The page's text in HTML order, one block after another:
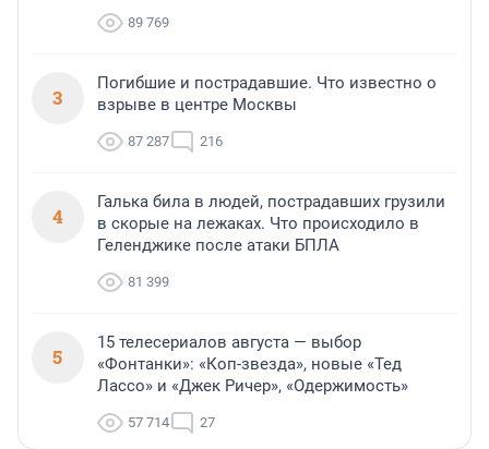
89 769
3
Погибшие и пострадавшие. Что известно о
взрыве в центре Москвы
87 287 216
4
Галька била в людей, пострадавших грузили
в скорые на лежаках. Что происходило в
Геленджике после атаки БПЛА
81 399
5
15 телесериалов августа — выбор
«Фонтанки»: «Коп-звезда», новые «Тед
Лассо» и «Джек Ричер», «Одержимость»
57 714 27